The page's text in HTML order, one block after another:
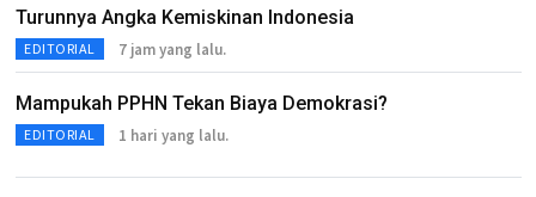
Turunnya Angka Kemiskinan Indonesia
EDITORIAL 7 jam yang lalu.
Mampukah PPHN Tekan Biaya Demokrasi?
EDITORIAL 1 hari yang lalu.